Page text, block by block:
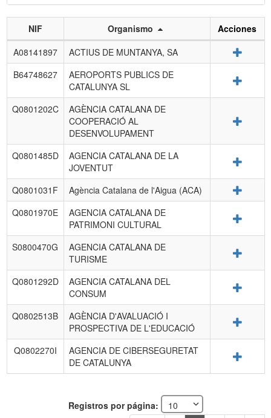
Listado
de
entidades
NIF Organismo
Acciones
A08141897
ACTIUS DE MUNTANYA, SA
B64748627
AEROPORTS PUBLICS DE
CATALUNYA SL
Q0801202C
AGÈNCIA CATALANA DE
COOPERACIÓ AL
DESENVOLUPAMENT
Q0801485D
AGENCIA CATALANA DE LA
JOVENTUT
Q0801031F Agència Catalana de l'Aigua (ACA)
Q0801970E
AGENCIA CATALANA DE
PATRIMONI CULTURAL
S0800470G
AGENCIA CATALANA DE
TURISME
Q0801292D
AGENCIA CATALANA DEL
CONSUM
Q0802513B
AGÈNCIA D'AVALUACIÓ I
PROSPECTIVA DE L'EDUCACIÓ
Q0802270I
AGENCIA DE CIBERSEGURETAT
DE CATALUNYA
Registros por página: